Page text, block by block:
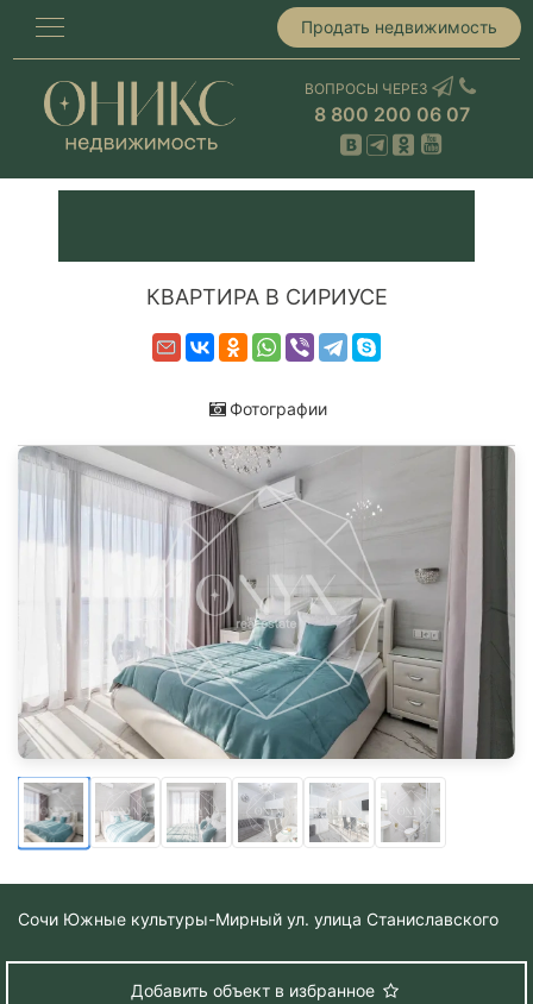
Продать недвижимость
ВОПРОСЫ ЧЕРЕЗ
8 800 200 06 07
КВАРТИРА В СИРИУСЕ
Фотографии
Сочи Южные культуры-Мирный ул. улица Станиславского
Добавить объект в избранное